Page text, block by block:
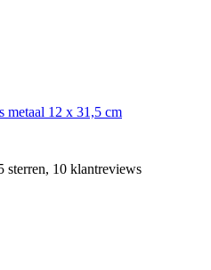
metaal 12 x 31,5 cm
sterren, 10 klantreviews